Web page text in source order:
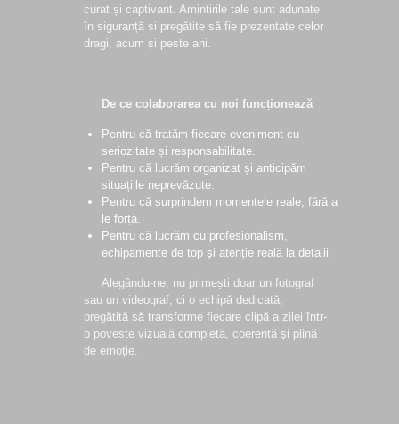
curat și captivant. Amintirile tale sunt adunate
în siguranță și pregătite să fie prezentate celor
dragi, acum și peste ani.
De ce colaborarea cu noi funcționează
Pentru că tratăm fiecare eveniment cu
seriozitate și responsabilitate.
Pentru că lucrăm organizat și anticipăm
situațiile neprevăzute.
Pentru că surprindem momentele reale, fără a
le forța.
Pentru că lucrăm cu profesionalism,
echipamente de top și atenție reală la detalii.
Alegându-ne, nu primești doar un fotograf
sau un videograf, ci o echipă dedicată,
pregătită să transforme fiecare clipă a zilei într-
o poveste vizuală completă, coerentă și plină
de emoție.